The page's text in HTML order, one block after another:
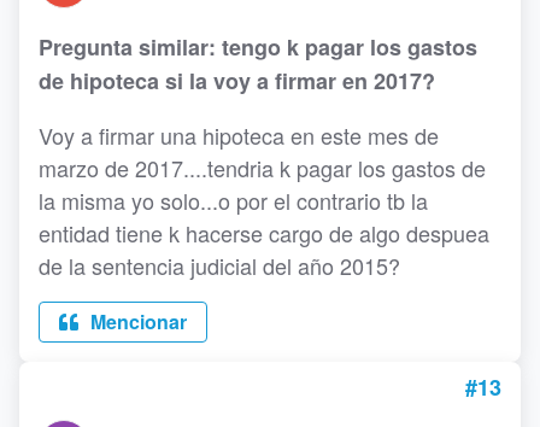
Pregunta similar: tengo k pagar los gastos
de hipoteca si la voy a firmar en 2017?
Voy a firmar una hipoteca en este mes de
marzo de 2017....tendria k pagar los gastos de
la misma yo solo...o por el contrario tb la
entidad tiene k hacerse cargo de algo despuea
de la sentencia judicial del año 2015?
Mencionar
#13